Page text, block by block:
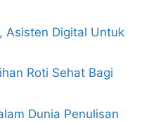
Asisten Digital Untuk
Roti Sehat Bagi
Dunia Penulisan